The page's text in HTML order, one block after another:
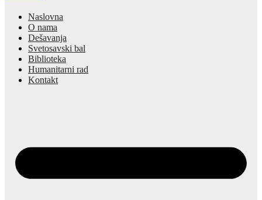
Naslovna
O nama
Dešavanja
Svetosavski bal
Biblioteka
Humanitarni rad
Kontakt